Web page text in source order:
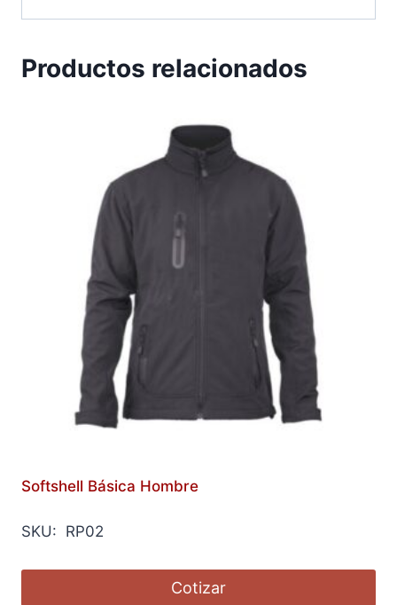
Productos relacionados
Softshell Básica Hombre
SKU: RP02
Cotizar